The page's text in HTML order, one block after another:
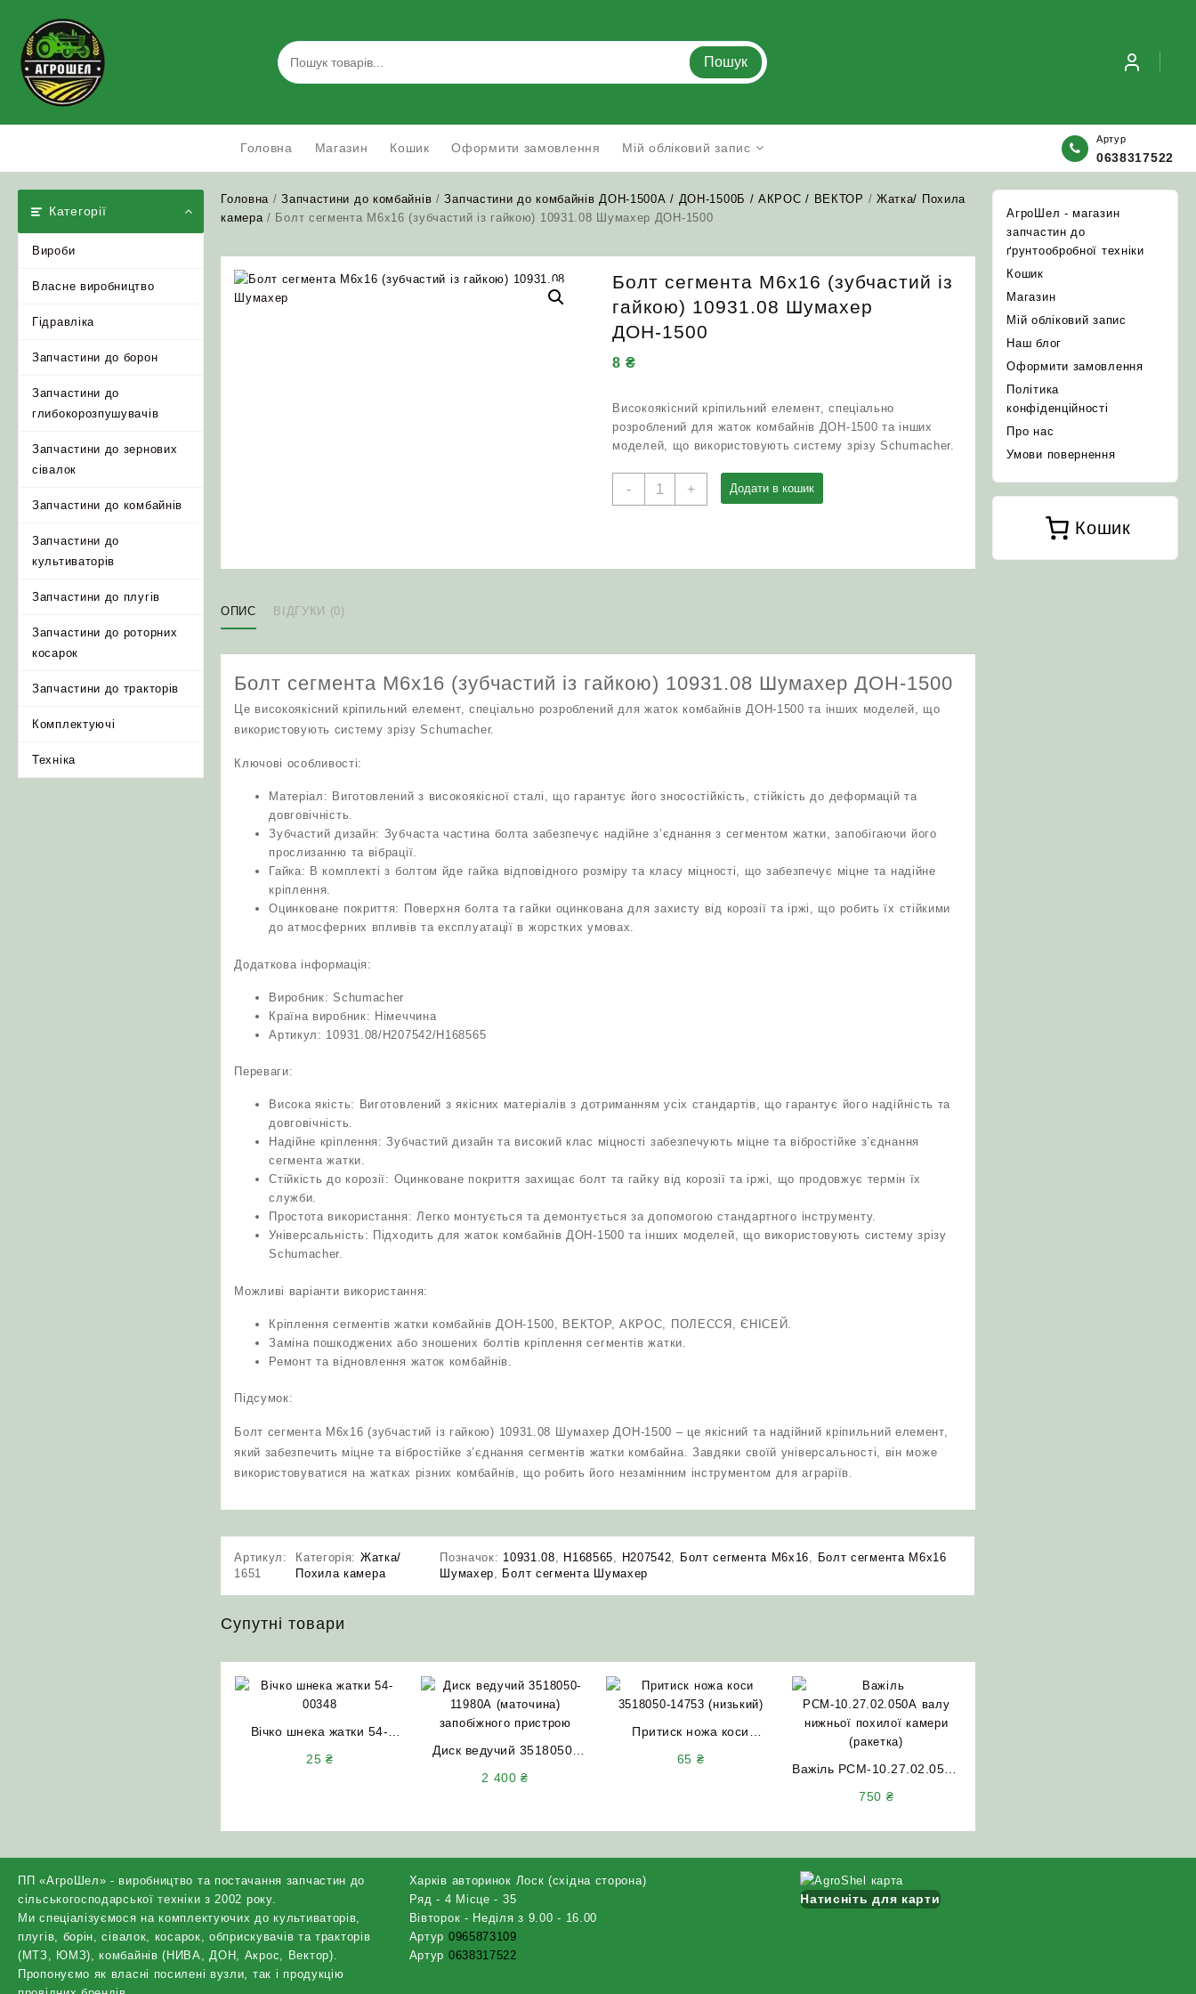
content
Пошук
Головна Магазин Кошик Оформити замовлення Мій обліковий запис
Артур
0638317522
Категорії
Вироби
Власне виробництво
Гідравліка
Запчастини до борон
Запчастини до
глибокорозпушувачів
Запчастини до зернових
сівалок
Запчастини до комбайнів
Запчастини до
культиваторів
Запчастини до плугів
Запчастини до роторних
косарок
Запчастини до тракторів
Комплектуючі
Техніка
Головна /Запчастини до комбайнів /Запчастини до комбайнів ДОН-1500А / ДОН-1500Б / АКРОС / ВЕКТОР / Жатка/ Похила
камера/ Болт сегмента М6х16 (зубчастий із гайкою) 10931.08 Шумахер ДОН-1500
Болт сегмента М6х16 (зубчастий із
гайкою) 10931.08 Шумахер
ДОН-1500
8 ₴
Високоякісний кріпильний елемент, спеціально
розроблений для жаток комбайнів ДОН-1500 та інших
моделей, що використовують систему зрізу Schumacher.
-
Болт
+ Додати в кошик
ОПИС ВІДГУКИ (0)
Болт сегмента М6х16 (зубчастий із гайкою) 10931.08 Шумахер ДОН-1500
Це високоякісний кріпильний елемент, спеціально розроблений для жаток комбайнів ДОН-1500 та інших моделей, що
використовують систему зрізу Schumacher.
Ключові особливості:
Матеріал: Виготовлений з високоякісної сталі, що гарантує його зносостійкість, стійкість до деформацій та
довговічність.
Зубчастий дизайн: Зубчаста частина болта забезпечує надійне з’єднання з сегментом жатки, запобігаючи його
прослизанню та вібрації.
Гайка: В комплекті з болтом йде гайка відповідного розміру та класу міцності, що забезпечує міцне та надійне
кріплення.
Оцинковане покриття: Поверхня болта та гайки оцинкована для захисту від корозії та іржі, що робить їх стійкими
до атмосферних впливів та експлуатації в жорстких умовах.
Додаткова інформація:
Виробник: Schumacher
Країна виробник: Німеччина
Артикул: 10931.08/H207542/H168565
Переваги:
Висока якість: Виготовлений з якісних матеріалів з дотриманням усіх стандартів, що гарантує його надійність та
довговічність.
Надійне кріплення: Зубчастий дизайн та високий клас міцності забезпечують міцне та вібростійке з’єднання
сегмента жатки.
Стійкість до корозії: Оцинковане покриття захищає болт та гайку від корозії та іржі, що продовжує термін їх
служби.
Простота використання: Легко монтується та демонтується за допомогою стандартного інструменту.
Універсальність: Підходить для жаток комбайнів ДОН-1500 та інших моделей, що використовують систему зрізу
Schumacher.
Можливі варіанти використання:
Кріплення сегментів жатки комбайнів ДОН-1500, ВЕКТОР, АКРОС, ПОЛЕССЯ, ЄНІСЕЙ.
Заміна пошкоджених або зношених болтів кріплення сегментів жатки.
Ремонт та відновлення жаток комбайнів.
Підсумок:
Болт сегмента М6х16 (зубчастий із гайкою) 10931.08 Шумахер ДОН-1500 – це якісний та надійний кріпильний елемент,
який забезпечить міцне та вібростійке з’єднання сегментів жатки комбайна. Завдяки своїй універсальності, він може
використовуватися на жатках різних комбайнів, що робить його незамінним інструментом для аграріїв.
Артикул:
1651
Категорія: Жатка/
Похила камера
Позначок: 10931.08, H168565, H207542, Болт сегмента М6х16, Болт сегмента М6х16
Шумахер, Болт сегмента Шумахер
Супутні товари
Вічко шнека жатки 54-
25 ₴
Диск ведучий 3518050-
2 400₴
Притиск ножа коси
65 ₴
Важіль РСМ-10.27.02.050А
750 ₴
АгроШел - магазин
запчастин до
ґрунтообробної техніки
Кошик
Магазин
Мій обліковий запис
Наш блог
Оформити замовлення
Політика
конфіденційності
Про нас
Умови повернення
Кошик
ПП «АгроШел» - виробництво та постачання запчастин до
сільськогосподарської техніки з 2002 року.
Ми спеціалізуємося на комплектуючих до культиваторів,
плугів, борін, сівалок, косарок, обприскувачів та тракторів
(МТЗ, ЮМЗ), комбайнів (НИВА, ДОН, Акрос, Вектор).
Пропонуємо як власні посилені вузли, так і продукцію
Харків авторинок Лоск (східна сторона)
Ряд - 4 Місце - 35
Вівторок - Неділя з 9.00 - 16.00
Артур 0965873109
Артур 0638317522
Натисніть для карти